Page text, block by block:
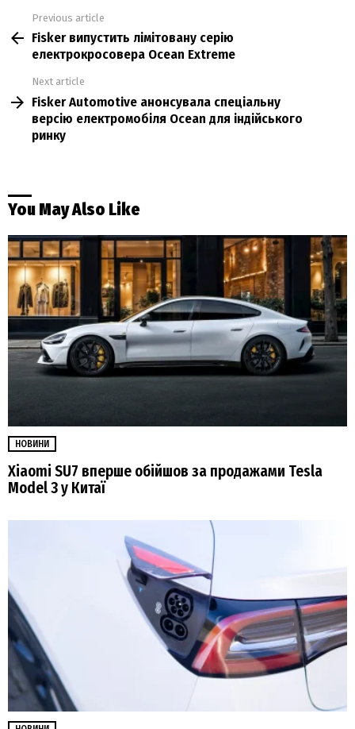
more
Previous article
Fisker випустить лімітовану серію
електрокросовера Ocean Extreme
Next article
Fisker Automotive анонсувала спеціальну
версію електромобіля Ocean для індійського
ринку
You May Also Like
НОВИНИ
Xiaomi SU7 вперше обійшов за продажами Tesla
Model 3 у Китаї